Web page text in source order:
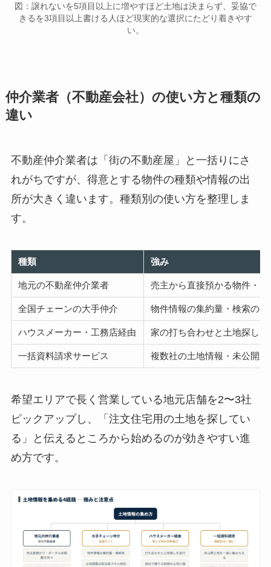
図：譲れないを5項目以上に増やすほど土地は決まらず、妥協で
きるを3項目以上書ける人ほど現実的な選択にたどり着きやす
い。
仲介業者（不動産会社）の使い方と種類の
違い
不動産仲介業者は「街の不動産屋」と一括りにさ
れがちですが、得意とする物件の種類や情報の出
所が大きく違います。種類別の使い方を整理しま
す。
種類 強み
地元の不動産仲介業者 売主から直接預かる物件・
全国チェーンの大手仲介 物件情報の集約量・検索のし
ハウスメーカー・工務店経由 家の打ち合わせと土地探し
一括資料請求サービス 複数社の土地情報・未公開
希望エリアで長く営業している地元店舗を2〜3社
ピックアップし、「注文住宅用の土地を探してい
る」と伝えるところから始めるのが効きやすい進
め方です。